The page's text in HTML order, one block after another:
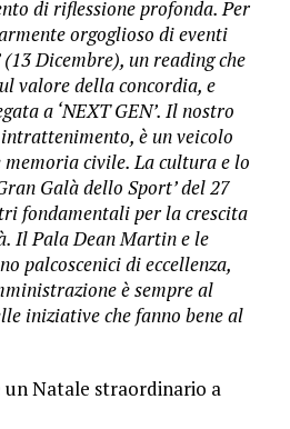
di riflessione profonda. Per
orgoglioso di eventi
(13 Dicembre), un reading che
valore della concordia, e
a ‘NEXT GEN’. Il nostro
è un veicolo
civile. La cultura e lo
Galà dello Sport’ del 27
fondamentali per la crescita
Il Pala Dean Martin e le
palcoscenici di eccellenza,
è sempre al
iniziative che fanno bene al
Natale straordinario a